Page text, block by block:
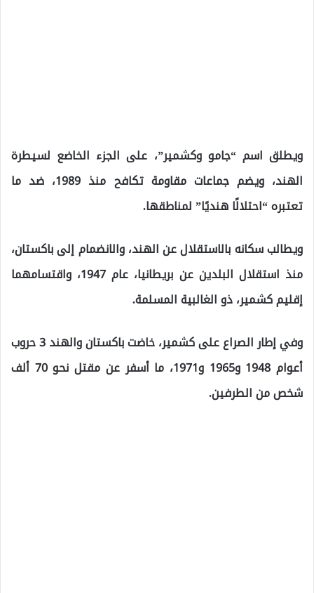
ويطلق اسم “جامو وكشمير”، على الجزء الخاضع لسيطرة
الهند، ويضم جماعات مقاومة تكافح منذ 1989، ضد ما
تعتبره “احتلالًا هنديًا” لمناطقها.
ويطالب سكانه بالاستقلال عن الهند، والانضمام إلى باكستان،
منذ استقلال البلدين عن بريطانيا، عام 1947، واقتسامهما
إقليم كشمير، ذو الغالبية المسلمة.
وفي إطار الصراع على كشمير، خاضت باكستان والهند 3 حروب
أعوام 1948 و1965 و1971، ما أسفر عن مقتل نحو 70 ألف
شخص من الطرفين.